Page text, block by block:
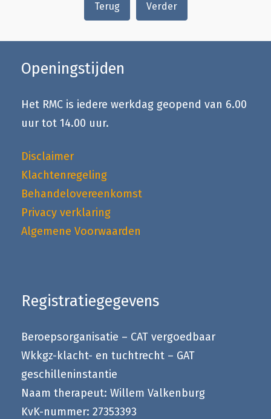
Terug Verder
Openingstijden
Het RMC is iedere werkdag geopend van 6.00
uur tot 14.00 uur.
Disclaimer
Klachtenregeling
Behandelovereenkomst
Privacy verklaring
Algemene Voorwaarden
Registratiegegevens
Beroepsorganisatie – CAT vergoedbaar
Wkkgz-klacht- en tuchtrecht – GAT
geschilleninstantie
Naam therapeut: Willem Valkenburg
KvK-nummer: 27353393